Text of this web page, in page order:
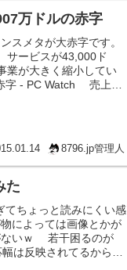
万ドルの赤字
スメタが大赤字です。
サービスが43,000ド
業が大きく縮小してい
字 - PC Watch 売上高
8796.jp管理人
た
ちょっと読みにくい感
によっては画像とかが
ないｗ 若干困るのが
は反映されてるから良